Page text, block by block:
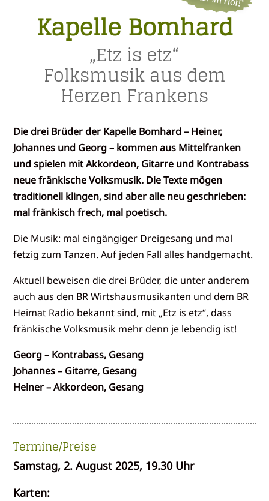
Kapelle Bomhard
„Etz is etz“
Folksmusik aus dem
Herzen Frankens
Die drei Brüder der Kapelle Bomhard – Heiner,
Johannes und Georg – kommen aus Mittelfranken
und spielen mit Akkordeon, Gitarre und Kontrabass
neue fränkische Volksmusik. Die Texte mögen
traditionell klingen, sind aber alle neu geschrieben:
mal fränkisch frech, mal poetisch.
Die Musik: mal eingängiger Dreigesang und mal
fetzig zum Tanzen. Auf jeden Fall alles handgemacht.
Aktuell beweisen die drei Brüder, die unter anderem
auch aus den BR Wirtshausmusikanten und dem BR
Heimat Radio bekannt sind, mit „Etz is etz“, dass
fränkische Volksmusik mehr denn je lebendig ist!
Georg – Kontrabass, Gesang
Johannes – Gitarre, Gesang
Heiner – Akkordeon, Gesang
Termine/Preise
Samstag, 2. August 2025, 19.30 Uhr
Karten: